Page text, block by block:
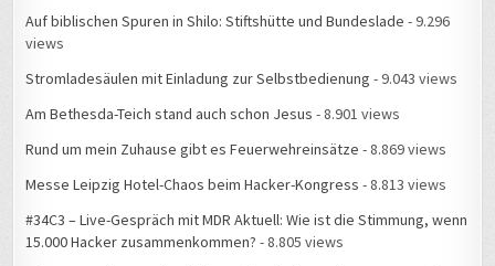
Auf biblischen Spuren in Shilo: Stiftshütte und Bundeslade - 9.296
views
Stromladesäulen mit Einladung zur Selbstbedienung - 9.043 views
Am Bethesda-Teich stand auch schon Jesus - 8.901 views
Rund um mein Zuhause gibt es Feuerwehreinsätze - 8.869 views
Messe Leipzig Hotel-Chaos beim Hacker-Kongress - 8.813 views
#34C3 – Live-Gespräch mit MDR Aktuell: Wie ist die Stimmung, wenn
15.000 Hacker zusammenkommen? - 8.805 views